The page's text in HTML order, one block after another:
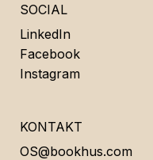
SOCIAL
LinkedIn
Facebook
Instagram
KONTAKT
OS@bookhus.com